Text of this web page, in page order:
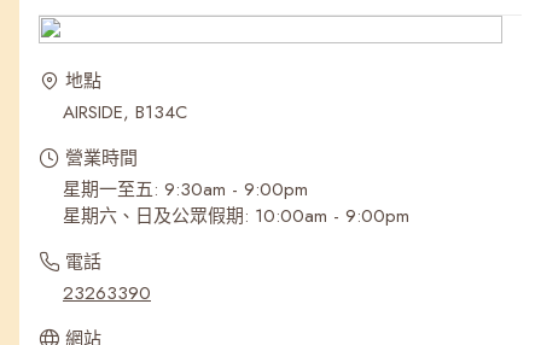
最近搜尋紀錄
地點
AIRSIDE, B134C
營業時間
星期一至五: 9:30am - 9:00pm
星期六、日及公眾假期: 10:00am - 9:00pm
電話
23263390
網站